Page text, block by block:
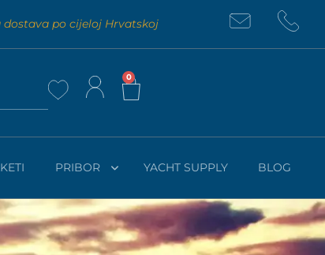
dostava po cijeloj Hrvatskoj
0
PRIBOR YACHT SUPPLY BLOG